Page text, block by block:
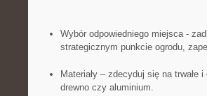
Wybór odpowiedniego miejsca ⁢-
strategicznym⁢ punkcie ogrodu,
Materiały – zdecyduj się na trwałe
drewno czy aluminium.